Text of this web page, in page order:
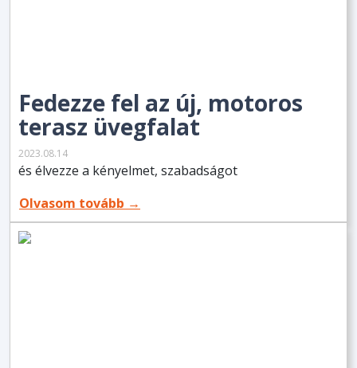
Fedezze fel az új, motoros
terasz üvegfalat
2023.08.14
és élvezze a kényelmet, szabadságot
Olvasom tovább →